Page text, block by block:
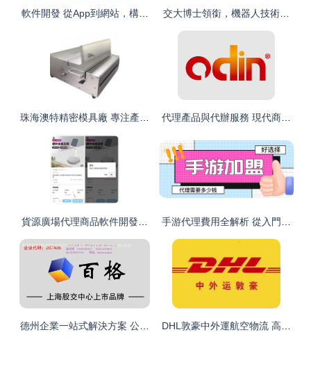
軟件開發 從App到網站，構建數字化未來的核心引擎
交大博士領銜，機器人技術革新
珠海澳特精密模具廠 專注產品開發與太陽能系列，提供專業代理代
代理產品與代辦服務 現代商業的
貨源廣場代理商品軟件開發指南 從需求到上線的全流程
手游代理費用全解析 從入門到精
德州企業一站式解決方案 公司注冊、代理記賬、資質辦理與軟件開
DHL敦豪中外運航空物流 高效供